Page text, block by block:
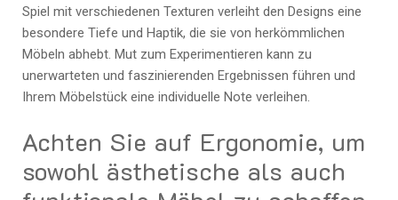
Spiel mit verschiedenen Texturen verleiht den Designs eine
besondere Tiefe und Haptik, die sie von herkömmlichen
Möbeln abhebt. Mut zum Experimentieren kann zu
unerwarteten und faszinierenden Ergebnissen führen und
Ihrem Möbelstück eine individuelle Note verleihen.
Achten Sie auf Ergonomie, um
sowohl ästhetische als auch